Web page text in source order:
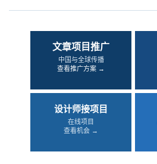
文章项目推广
中国与全球传播
查看推广方案 →
设计师接项目
在线项目
查看机会 →